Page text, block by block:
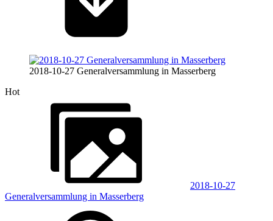
2018-10-27 Generalversammlung in Masserberg
Hot
2018-10-27
Generalversammlung in Masserberg